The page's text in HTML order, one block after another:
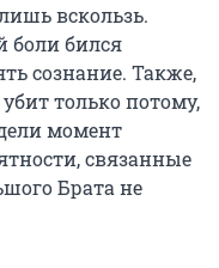
вскользь.
боли бился
сознание. Также,
только потому,
момент
связанные
Брата не